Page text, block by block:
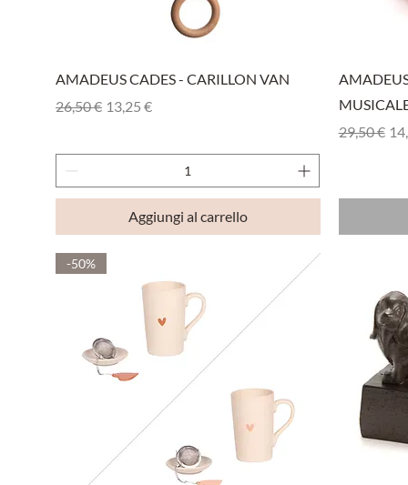
Vista rapida
AMADEUS CADES - CARILLON VAN
Prezzo regolare
26,50 € Prezzo scontato
13,25 €
Aggiungi al carrello
Prezzo
29,50 €
-50%